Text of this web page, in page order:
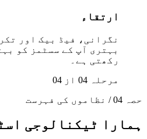
ارتقاء
نگرانی، فیڈ بیک اور
بہتری آپ کے سسٹمز کو
رکھتی ہے۔
مرحلہ 04 از 04
حصہ 04 / نظاموں کی فہرست
ہمارا ٹیکنالوجی